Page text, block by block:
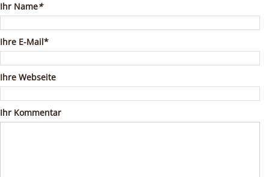
Ihr Name*
Ihre E-Mail*
Ihre Webseite
Ihr Kommentar